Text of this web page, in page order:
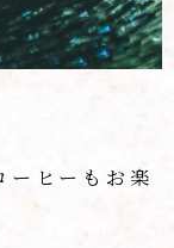
ーヒーもお楽